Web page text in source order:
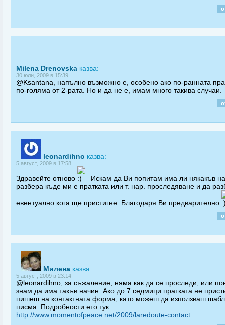
Milena Drenovska казва:
30 юли, 2009 в 15:39
@Ksantana, напълно възможно е, особено ако по-ранната
по-голяма от 2-рата. Но и да не е, имам много такива случаи.
leonardihno казва:
5 август, 2009 в 17:58
Здравейте отново
Искам да Ви попитам има ли някакъв
разбера къде ми е пратката или т. нар. проследяване и да
евентуално кога ще пристигне. Благодаря Ви предварително
Милена казва:
5 август, 2009 в 23:14
@leonardihno, за съжаление, няма как да се проследи, или
знам да има такъв начин. Ако до 7 седмици пратката не
пишеш на контактната форма, като можеш да използваш
писма. Подробности ето тук:
http://www.momentofpeace.net/2009/laredoute-contact